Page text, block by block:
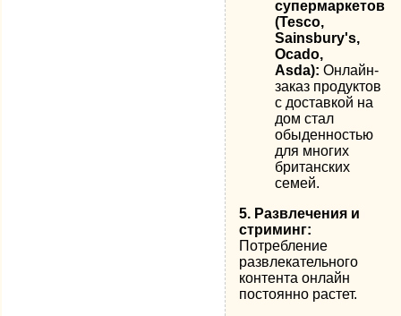
супермаркетов
(Tesco,
Sainsbury's,
Ocado,
Asda): Онлайн-
заказ продуктов
с доставкой на
дом стал
обыденностью
для многих
британских
семей.
5. Развлечения и
стриминг:
Потребление
развлекательного
контента онлайн
постоянно растет.